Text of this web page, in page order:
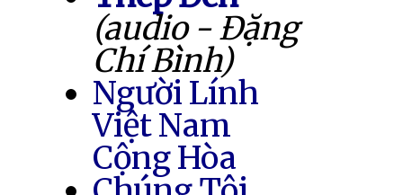
(audio - Đặng
Chí Bình)
Người Lính
Việt Nam
Cộng Hòa